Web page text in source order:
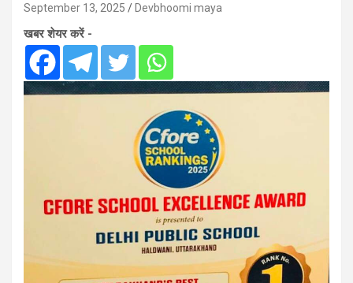
September 13, 2025 Devbhoomi maya
खबर शेयर करें -